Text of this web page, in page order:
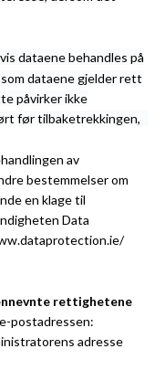
dataene behandles på
dataene gjelder rett
påvirker ikke
før tilbaketrekkingen,
av
bestemmelser om
en klage til
Data
rettighetene
postadressen:
adresse